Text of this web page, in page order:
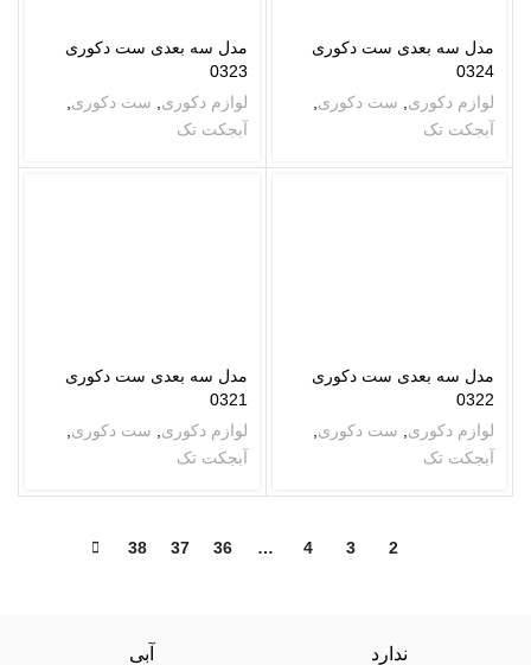
مدل سه بعدی ست دکوری
0324
لوازم دکوری
ست دکوری
آبجکت تک
مدل سه بعدی ست دکوری
0323
لوازم دکوری
ست دکوری
آبجکت تک
مدل سه بعدی ست دکوری
0322
لوازم دکوری
ست دکوری
آبجکت تک
مدل سه بعدی ست دکوری
0321
لوازم دکوری
ست دکوری
آبجکت تک
2
3
4
…
36
37
38
ندارد آبی